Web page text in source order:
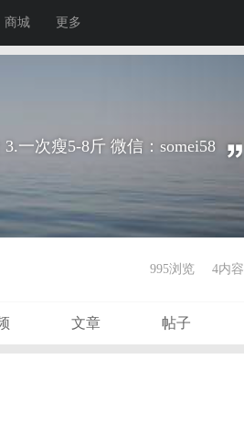
商城 更多
一次瘦5-8斤 微信：somei58
995浏览 4内容
文章 帖子